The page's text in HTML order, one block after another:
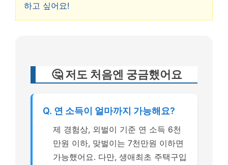
하고 싶어요!
🤔 저도 처음엔 궁금했어요
Q. 연 소득이 얼마까지 가능해요?
제 경험상, 외벌이 기준 연 소득 6천
만원 이하, 맞벌이는 7천만원 이하면
가능했어요. 다만, 생애최초 주택구입